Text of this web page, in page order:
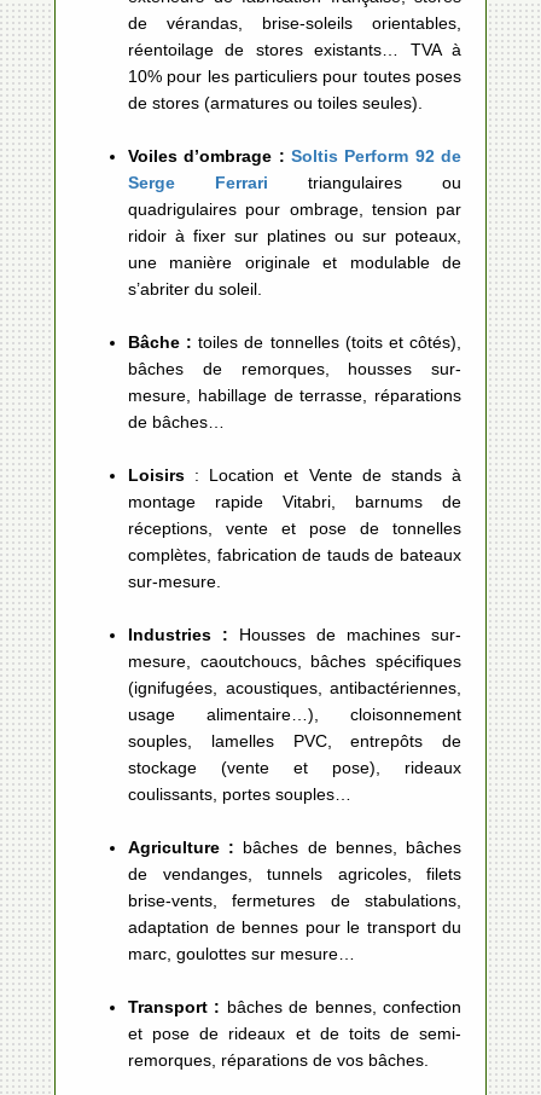
de vérandas, brise-soleils orientables,
réentoilage de stores existants… TVA à
10% pour les particuliers pour toutes poses
de stores (armatures ou toiles seules).
Voiles d’ombrage : Soltis Perform 92 de
Serge Ferrari triangulaires ou
quadrigulaires pour ombrage, tension par
ridoir à fixer sur platines ou sur poteaux,
une manière originale et modulable de
s’abriter du soleil.
Bâche : toiles de tonnelles (toits et côtés),
bâches de remorques, housses sur-
mesure, habillage de terrasse, réparations
de bâches…
Loisirs : Location et Vente de stands à
montage rapide Vitabri, barnums de
réceptions, vente et pose de tonnelles
complètes, fabrication de tauds de bateaux
sur-mesure.
Industries : Housses de machines sur-
mesure, caoutchoucs, bâches spécifiques
(ignifugées, acoustiques, antibactériennes,
usage alimentaire…), cloisonnement
souples, lamelles PVC, entrepôts de
stockage (vente et pose), rideaux
coulissants, portes souples…
Agriculture : bâches de bennes, bâches
de vendanges, tunnels agricoles, filets
brise-vents, fermetures de stabulations,
adaptation de bennes pour le transport du
marc, goulottes sur mesure…
Transport : bâches de bennes, confection
et pose de rideaux et de toits de semi-
remorques, réparations de vos bâches.